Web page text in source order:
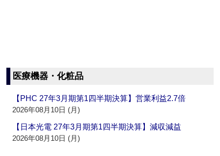
医療機器・化粧品
【PHC 27年3月期第1四半期決算】営業利益2.7倍
2026年08月10日 (月)
【日本光電 27年3月期第1四半期決算】減収減益
2026年08月10日 (月)